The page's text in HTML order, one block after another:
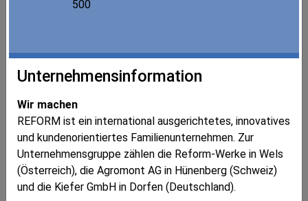
500
Unternehmensinformation
Wir machen
REFORM ist ein international ausgerichtetes, innovatives
und kundenorientiertes Familienunternehmen. Zur
Unternehmensgruppe zählen die Reform-Werke in Wels
(Österreich), die Agromont AG in Hünenberg (Schweiz)
und die Kiefer GmbH in Dorfen (Deutschland).